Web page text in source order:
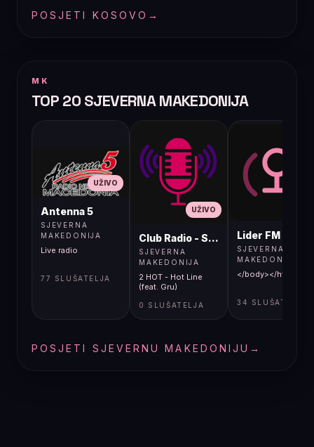
POSJETI KOSOVO →
MK
TOP 20 SJEVERNA MAKEDONIJA
UŽIVO
Antenna 5
SJEVERNA
MAKEDONIJA
Live radio
77 SLUŠATELJA
UŽIVO
Club Radio - Skopje, Mcedonia
SJEVERNA
MAKEDONIJA
2 HOT - Hot Line
(feat. Gru)
0 SLUŠATELJA
Lider FM 107,4
SJEVERNA
MAKEDONIJA
</body></html>
34 SLUŠATELJA
POSJETI SJEVERNU MAKEDONIJU →